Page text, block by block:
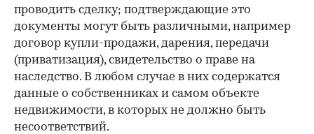
проводить сделку; подтверждающие это
документы могут быть различными, например
договор купли-продажи, дарения, передачи
(приватизация), свидетельство о праве на
наследство. В любом случае в них содержатся
данные о собственниках и самом объекте
недвижимости, в которых не должно быть
несоответствий.